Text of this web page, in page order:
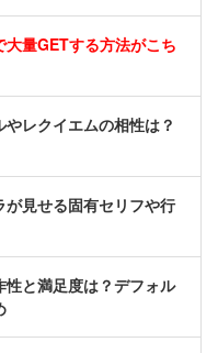
大量GETする方法がこち
やレクイエムの相性は？
が見せる固有セリフや行
性と満足度は？デフォル